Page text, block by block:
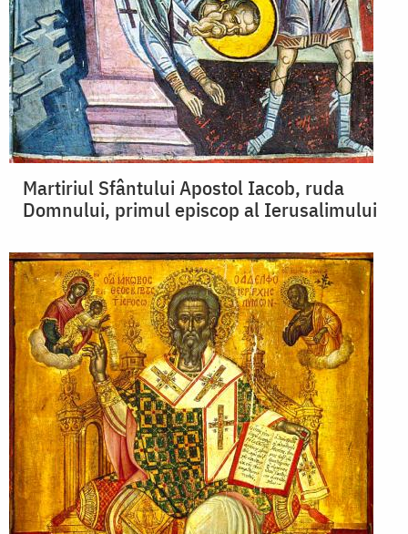
Martiriul Sfântului Apostol Iacob, ruda
Domnului, primul episcop al Ierusalimului